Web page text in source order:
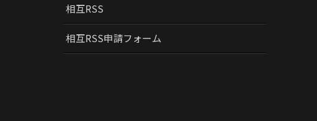
相互RSS
相互RSS申請フォーム